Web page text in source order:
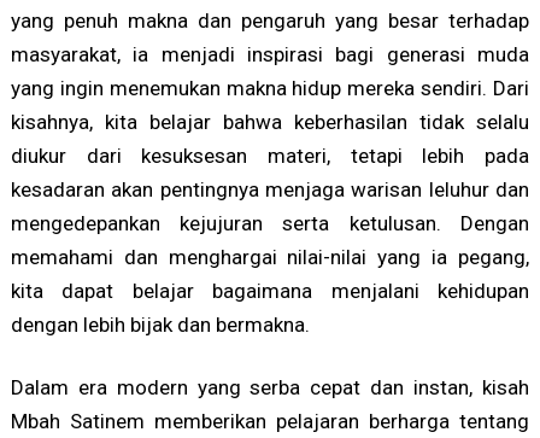
yang penuh makna dan pengaruh yang besar terhadap
masyarakat, ia menjadi inspirasi bagi generasi muda
yang ingin menemukan makna hidup mereka sendiri. Dari
kisahnya, kita belajar bahwa keberhasilan tidak selalu
diukur dari kesuksesan materi, tetapi lebih pada
kesadaran akan pentingnya menjaga warisan leluhur dan
mengedepankan kejujuran serta ketulusan. Dengan
memahami dan menghargai nilai-nilai yang ia pegang,
kita dapat belajar bagaimana menjalani kehidupan
dengan lebih bijak dan bermakna.
Dalam era modern yang serba cepat dan instan, kisah
Mbah Satinem memberikan pelajaran berharga tentang